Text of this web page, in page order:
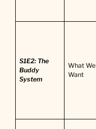
S1E2: The
Buddy
System
What
Want